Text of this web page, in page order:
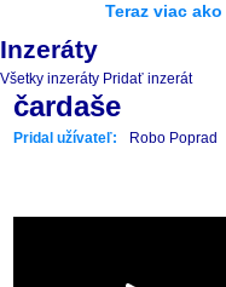
Teraz viac ako
Inzeráty
Všetky inzeráty Pridať inzerát
čardaše
Pridal užívateľ: Robo Poprad